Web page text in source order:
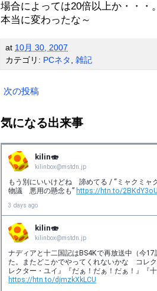
場合によっては20倍以上か・・・。
本当に変わったな～
at 10月 30, 2007
カテゴリ: PCネタ , 雑記
次の投稿
気になる出来事